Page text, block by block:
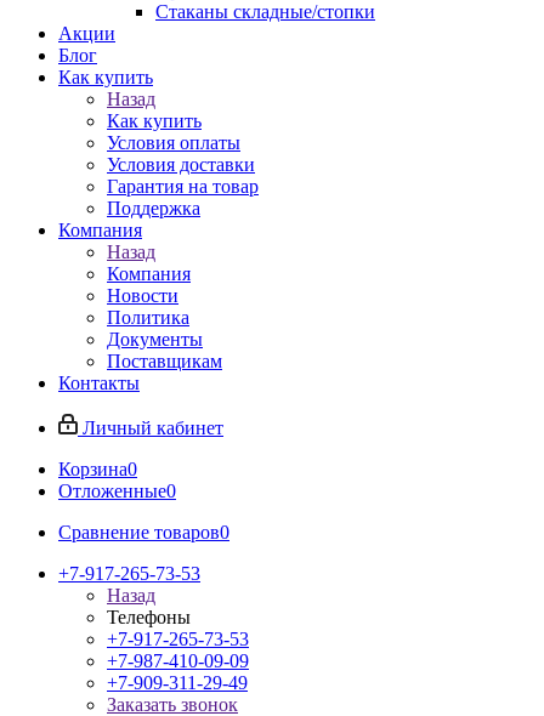
Стаканы складные/стопки
Акции
Блог
Как купить
Назад
Как купить
Условия оплаты
Условия доставки
Гарантия на товар
Поддержка
Компания
Назад
Компания
Новости
Политика
Документы
Поставщикам
Контакты
Личный кабинет
Корзина0
Отложенные0
Сравнение товаров0
+7-917-265-73-53
Назад
Телефоны
+7-917-265-73-53
+7-987-410-09-09
+7-909-311-29-49
Заказать звонок